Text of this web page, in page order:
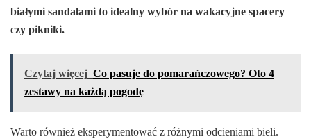
białymi sandałami to idealny wybór na wakacyjne spacery
czy pikniki.
Czytaj więcej Co pasuje do pomarańczowego? Oto 4
zestawy na każdą pogodę
Warto również eksperymentować z różnymi odcieniami bieli.